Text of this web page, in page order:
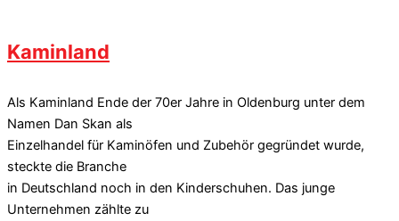
Kaminland
Als Kaminland Ende der 70er Jahre in Oldenburg unter dem
Namen Dan Skan als
Einzelhandel für Kaminöfen und Zubehör gegründet wurde,
steckte die Branche
in Deutschland noch in den Kinderschuhen. Das junge
Unternehmen zählte zu